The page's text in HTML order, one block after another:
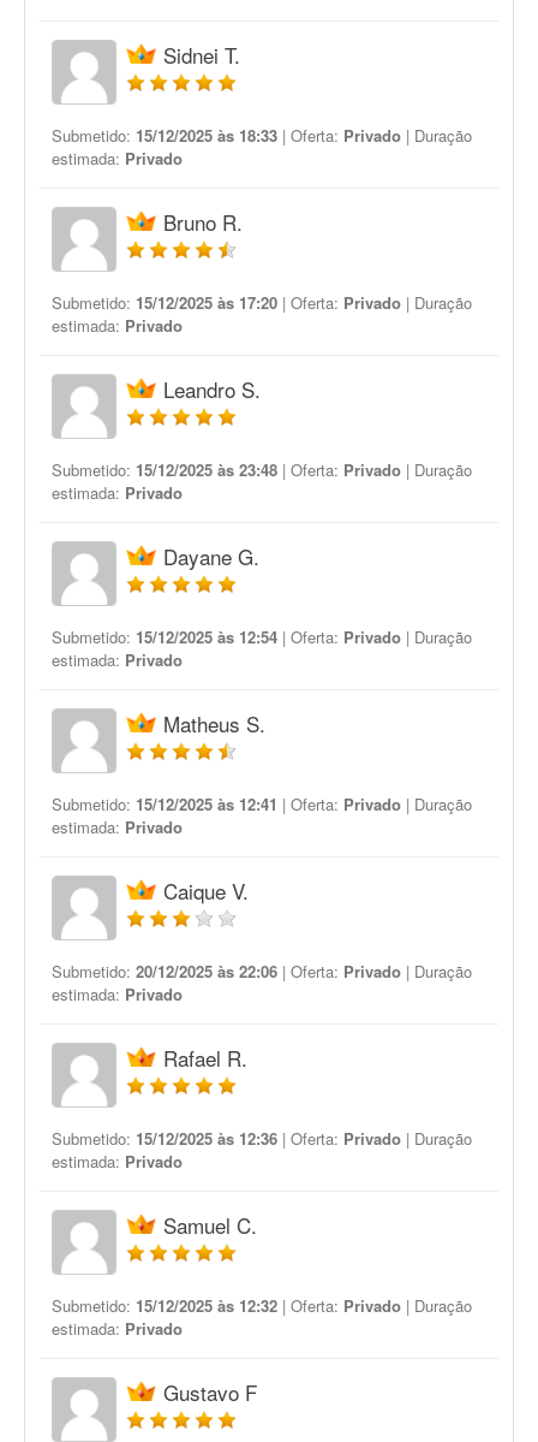
Sidnei T.
Submetido: 15/12/2025 às 18:33 | Oferta: Privado | Duração
estimada: Privado
Bruno R.
Submetido: 15/12/2025 às 17:20 | Oferta: Privado | Duração
estimada: Privado
Leandro S.
Submetido: 15/12/2025 às 23:48 | Oferta: Privado | Duração
estimada: Privado
Dayane G.
Submetido: 15/12/2025 às 12:54 | Oferta: Privado | Duração
estimada: Privado
Matheus S.
Submetido: 15/12/2025 às 12:41 | Oferta: Privado | Duração
estimada: Privado
Caique V.
Submetido: 20/12/2025 às 22:06 | Oferta: Privado | Duração
estimada: Privado
Rafael R.
Submetido: 15/12/2025 às 12:36 | Oferta: Privado | Duração
estimada: Privado
Samuel C.
Submetido: 15/12/2025 às 12:32 | Oferta: Privado | Duração
estimada: Privado
Gustavo F